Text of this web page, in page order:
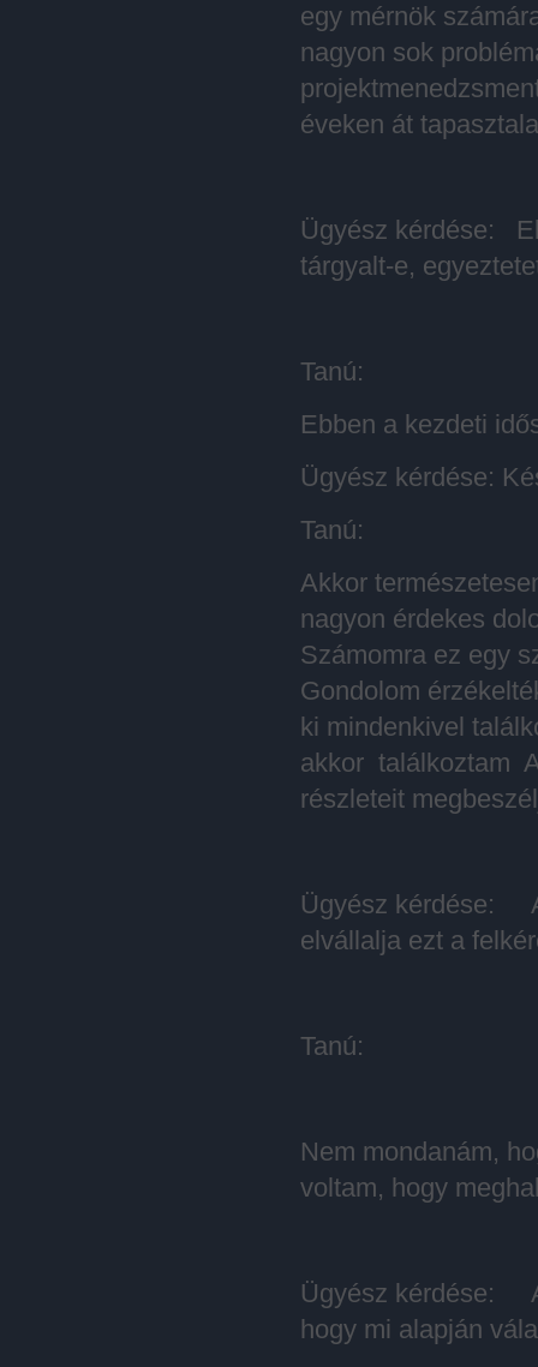
egy mérnök
nagyon sok
éveken át
Ügyész kérdése:
tárgyalt-e,
Tanú:
Ebben a kezdeti
Ügyész kérdése:
Tanú:
Akkor
nagyon érdekes
Számomra ez egy
Gondolom
ki mindenkivel
akkor találkoztam
részleteit
Ügyész kérdése:
elvállalja ezt a
Tanú:
Nem mondanám,
voltam, hogy
Ügyész kérdése:
hogy mi alapján